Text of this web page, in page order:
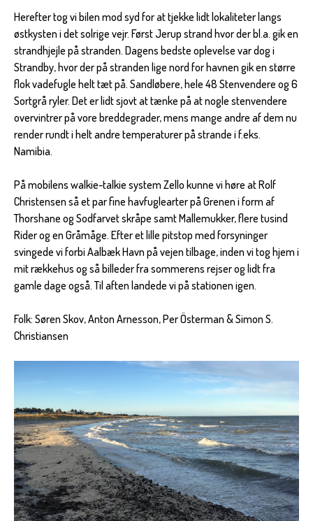
Herefter tog vi bilen mod syd for at tjekke lidt lokaliteter langs
østkysten i det solrige vejr. Først Jerup strand hvor der bl.a. gik en
strandhjejle på stranden. Dagens bedste oplevelse var dog i
Strandby, hvor der på stranden lige nord for havnen gik en større
flok vadefugle helt tæt på. Sandløbere, hele 48 Stenvendere og 6
Sortgrå ryler. Det er lidt sjovt at tænke på at nogle stenvendere
overvintrer på vore breddegrader, mens mange andre af dem nu
render rundt i helt andre temperaturer på strande i f.eks.
Namibia.
På mobilens walkie-talkie system Zello kunne vi høre at Rolf
Christensen så et par fine havfuglearter på Grenen i form af
Thorshane og Sodfarvet skråpe samt Mallemukker, flere tusind
Rider og en Gråmåge. Efter et lille pitstop med forsyninger
svingede vi forbi Aalbæk Havn på vejen tilbage, inden vi tog hjem i
mit rækkehus og så billeder fra sommerens rejser og lidt fra
gamle dage også. Til aften landede vi på stationen igen.
Folk: Søren Skov, Anton Arnesson, Per Österman & Simon S.
Christiansen